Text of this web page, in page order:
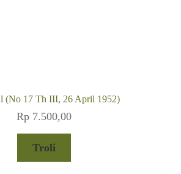
(No 17 Th III, 26 April 1952)
Rp 7.500,00
Troli